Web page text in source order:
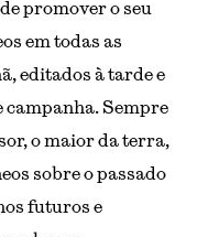
promover o seu
em todas as
editados à tarde e
campanha. Sempre
o maior da terra,
sobre o passado
futuros e